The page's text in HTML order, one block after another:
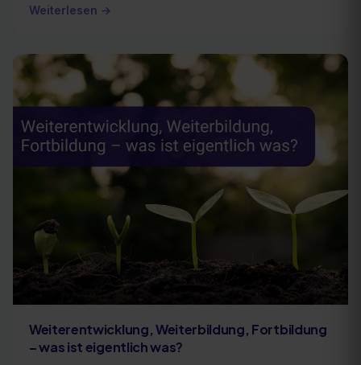
Weiterlesen →
Weiterentwicklung, Weiterbildung, Fortbildung
– was ist eigentlich was?